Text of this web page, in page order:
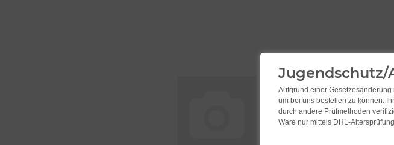
Aufgrund einer
um bei uns bestellen zu können.
durch andere Prüfmethoden
Ware nur mittels DHL-